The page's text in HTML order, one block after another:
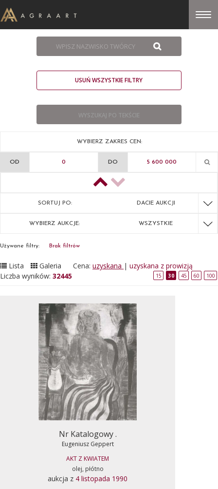
USUŃ WSZYSTKIE FILTRY
WYBIERZ ZAKRES CEN:
OD DO
SORTUJ PO: DACIE AUKCJI
WYBIERZ AUKCJE: WSZYSTKIE
Używane filtry: Brak filtrów
Lista Galeria Cena: uzyskana | uzyskana z prowizją
Liczba wyników: 32445 15 30 45 60 100
Nr Katalogowy .
Eugeniusz Geppert
AKT Z KWIATEM
olej, płótno
aukcja z 4 listopada 1990